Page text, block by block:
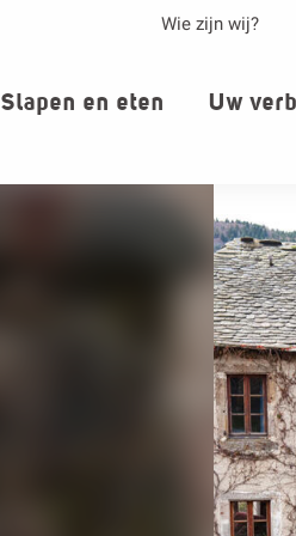
Wie zijn wij?
Slapen en eten Uw